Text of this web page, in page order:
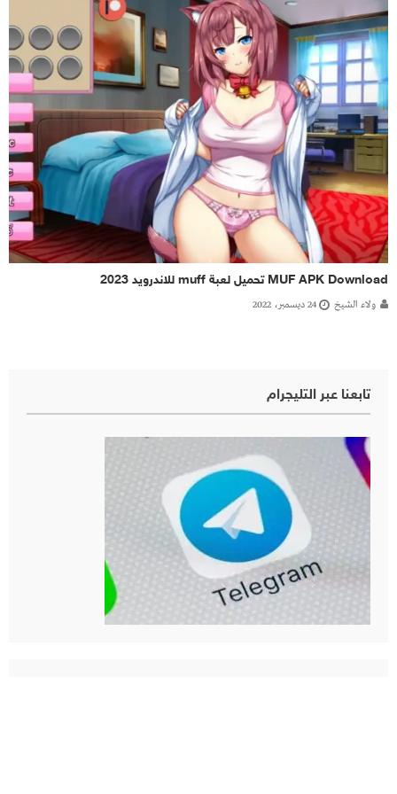
MUF APK Download تحميل لعبة muff للاندرويد 2023
ولاء الشيخ 24 ديسمبر، 2022
تابعنا عبر التليجرام